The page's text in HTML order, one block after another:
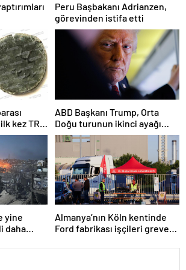
Peru Başbakanı Adrianzen,
görevinden istifa etti
kez TRT
ABD Başkanı Trump, Orta
Doğu turunun ikinci ayağı
Katar’da
yine
daha
Almanya’nın Köln kentinde
Ford fabrikası işçileri greve